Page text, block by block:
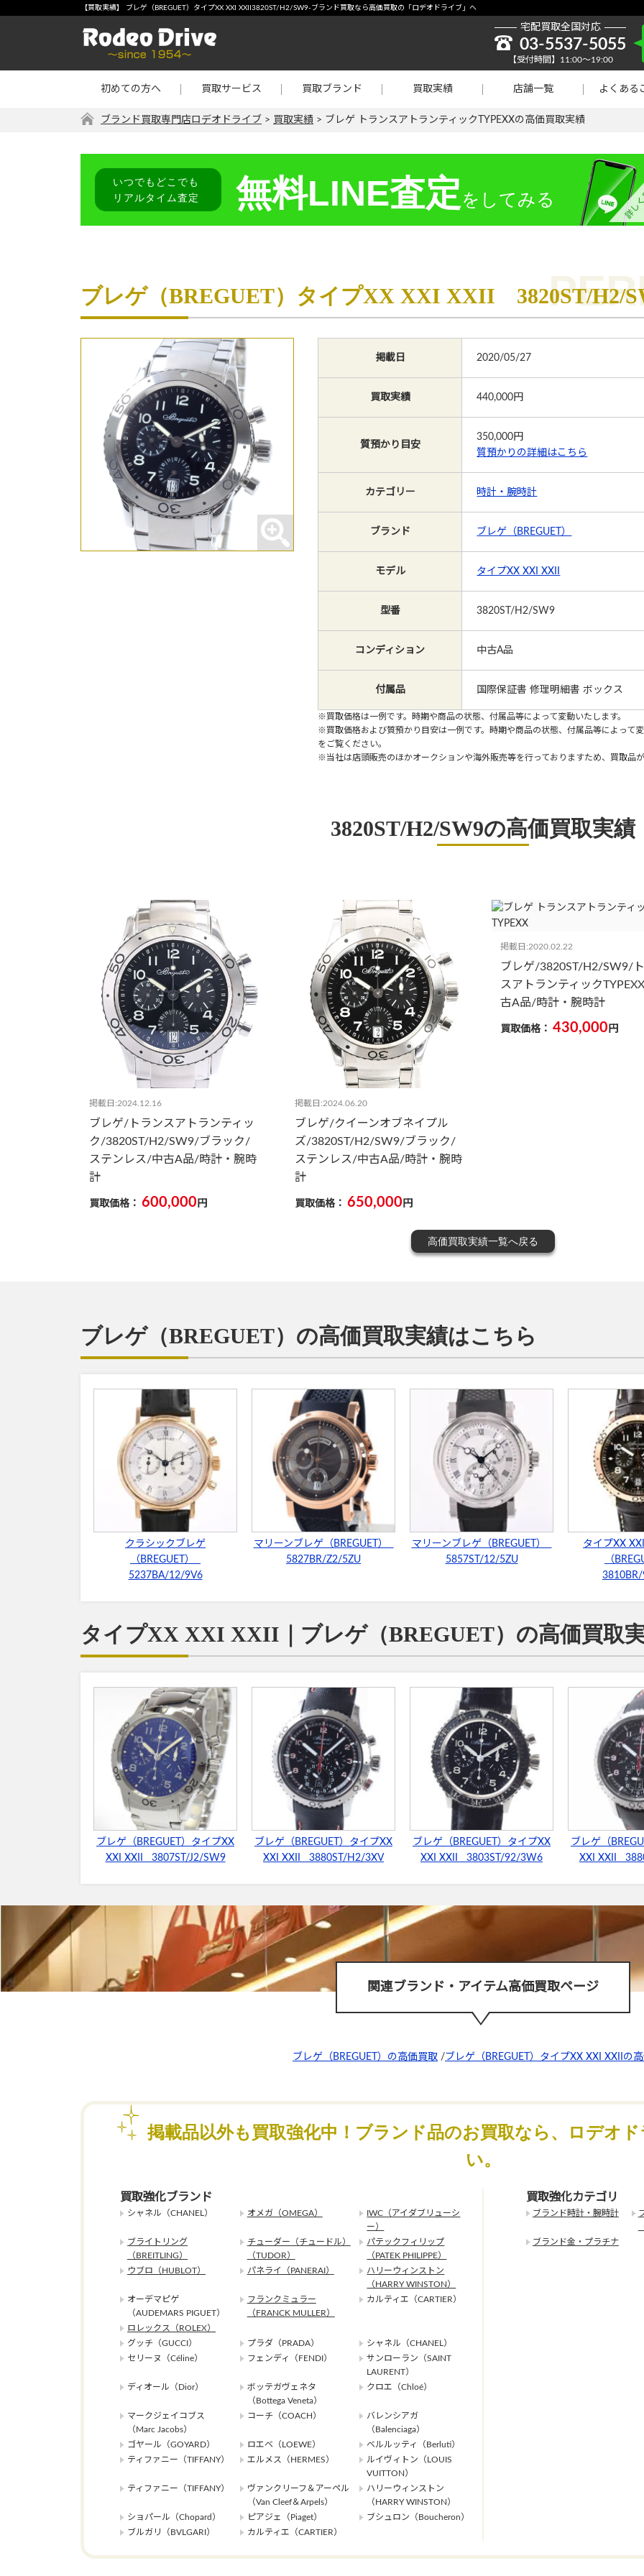
【買取実績】 ブレゲ（BREGUET）タイプXX XXI XXII3820ST/H2/SW9-ブランド買取なら高価買取の「ロデオドライブ」へ
宅配買取全国対応
03-5537-5055
【受付時間】11:00～19:00
初めての方へ 買取サービス
宅配買取
店頭買取
リターン買取 買取ブランド
-【買取強化】シャネル
その他買取 買取実績 店舗一覧 よくある
ブランド買取専門店ロデオドライブ > 買取実績 > ブレゲ トランスアトランティックTYPEXXの高価買取実績
いつでもどこでも
リアルタイム査定
無料LINE査定 をしてみる
ブレゲ（BREGUET）タイプXX XXI XXII 3820ST/H2/
掲載日 2020/05/27
買取実績 440,000円
質預かり目安
350,000円
質預かりの詳細はこちら
カテゴリー 時計・腕時計
ブランド ブレゲ（BREGUET）
モデル タイプXX XXI XXII
型番 3820ST/H2/SW9
コンディション 中古A品
付属品 国際保証書 修理明細書 ボックス
※買取価格は一例です。時期や商品の状態、付属品等によって変動いたします。
※買取価格および質預かり目安は一例です。時期や商品の状態、付属品等によって
をご覧ください。
※当社は店頭販売のほかオークションや海外販売等を行っておりますため、買取品
3820ST/H2/SW9の高価買取実績
掲載日:2024.12.16
ブレゲ/トランスアトランティッ
ク/3820ST/H2/SW9/ブラック/
ステンレス/中古A品/時計・腕時
計
買取価格： 600,000 円
掲載日:2024.06.20
ブレゲ/クイーンオブネイプル
ズ/3820ST/H2/SW9/ブラック/
ステンレス/中古A品/時計・腕時
計
買取価格： 650,000 円
掲載日:2020.02.22
ブレゲ/3820ST/H2/SW9/
スアトランティック
古A品/時計・腕時計
買取価格： 430,000 円
高価買取実績一覧へ戻る
ブレゲ（BREGUET）の高価買取実績はこちら
クラシックブレゲ
（BREGUET）
5237BA/12/9V6
マリーンブレゲ（BREGUET）
5827BR/Z2/5ZU
マリーンブレゲ（BREGUET）
5857ST/12/5ZU
タイプXX
（
タイプXX XXI XXII｜ブレゲ（BREGUET）の高価買取
ブレゲ（BREGUET）タイプXX
XXI XXII 3807ST/J2/SW9
ブレゲ（BREGUET）タイプXX
XXI XXII 3880ST/H2/3XV
ブレゲ（BREGUET）タイプXX
XXI XXII 3803ST/92/3W6
ブレゲ（
XXI XXII
関連ブランド・アイテム高価買取ページ
ブレゲ（BREGUET）の高価買取 / ブレゲ（BREGUET）タイプXX XXI XXIIの
掲載品以外も買取強化中！ブランド品のお買取なら、ロデオ
い。
買取強化ブランド
シャネル（CHANEL） オメガ（OMEGA）
IWC（アイダブリューシ
ー）
ブライトリング
（BREITLING）
チューダー（チュードル）
（TUDOR）
パテックフィリップ
（PATEK PHILIPPE）
ウブロ（HUBLOT）
パネライ（PANERAI）
ハリーウィンストン
（HARRY WINSTON）
オーデマピゲ
（AUDEMARS PIGUET）
フランクミュラー
（FRANCK MULLER）
カルティエ（CARTIER）
ロレックス（ROLEX）
グッチ（GUCCI）
プラダ（PRADA）
シャネル（CHANEL）
セリーヌ（Céline）
フェンディ（FENDI）
サンローラン（SAINT
LAURENT）
ディオール（Dior）
ボッテガヴェネタ
（Bottega Veneta）
クロエ（Chloé）
マークジェイコブス
（Marc Jacobs）
コーチ（COACH）
バレンシアガ
（Balenciaga）
ゴヤール（GOYARD）
ロエベ（LOEWE）
ベルルッティ（Berluti）
ティファニー（TIFFANY）
エルメス（HERMES）
ルイヴィトン（LOUIS
VUITTON）
ティファニー（TIFFANY）
ヴァンクリーフ＆アーペル
（Van Cleef＆Arpels）
ハリーウィンストン
（HARRY WINSTON）
ショパール（Chopard）
ピアジェ（Piaget）
ブシュロン（Boucheron）
ブルガリ（BVLGARI）
カルティエ（CARTIER）
買取強化カテゴリ
ブランド時計・腕時計
ブランド金・プラチナ